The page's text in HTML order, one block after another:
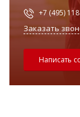
+7 (495)
Заказать
Написать